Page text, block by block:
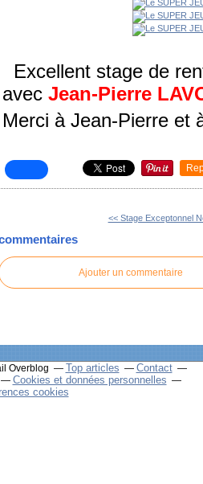
Excellent stage de
avecJean-Pierre
Merci à Jean-Pierre et
<< Stage Exceptonnel
Ajouter un commentaire
Overblog Top articles
Contact
Cookies et données personnelles
cookies